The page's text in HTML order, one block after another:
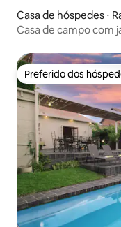
Casa de hóspedes ⋅
Casa de campo com
Preferido dos
Preferido dos